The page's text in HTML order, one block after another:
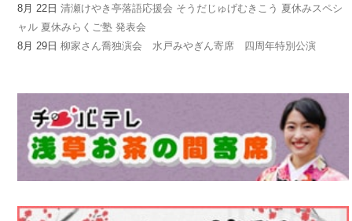
8月 22日清瀬けやき亭落語応援会 そうだじゅげむきこう 夏休みスペシ
ャル 夏休みらくご塾 発表会
8月 29日柳家さん喬独演会 水戸みやぎん寄席 四周年特別公演